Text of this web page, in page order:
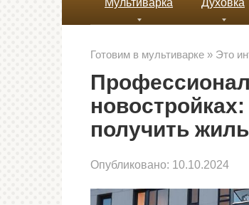
Мультиварка Духовка
Готовим в мультиварке » Это
получить
Опубликовано: 10.10.2024